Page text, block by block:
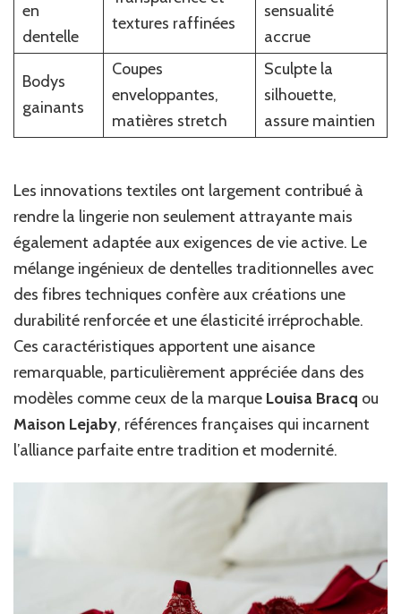
en
dentelle
textures raffinées
sensualité
accrue
Bodys
gainants
Coupes
enveloppantes,
matières stretch
Sculpte la
silhouette,
assure maintien
Les innovations textiles ont largement contribué à
rendre la lingerie non seulement attrayante mais
également adaptée aux exigences de vie active. Le
mélange ingénieux de dentelles traditionnelles avec
des fibres techniques confère aux créations une
durabilité renforcée et une élasticité irréprochable.
Ces caractéristiques apportent une aisance
remarquable, particulièrement appréciée dans des
modèles comme ceux de la marque Louisa Bracq ou
Maison Lejaby, références françaises qui incarnent
l’alliance parfaite entre tradition et modernité.